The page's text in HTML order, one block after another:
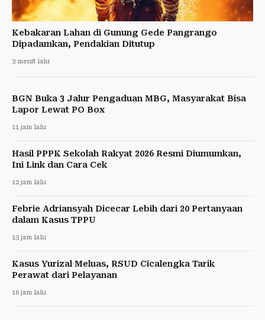
Kebakaran Lahan di Gunung Gede Pangrango
Dipadamkan, Pendakian Ditutup
3 menit lalu
BGN Buka 3 Jalur Pengaduan MBG, Masyarakat Bisa
Lapor Lewat PO Box
11 jam lalu
Hasil PPPK Sekolah Rakyat 2026 Resmi Diumumkan,
Ini Link dan Cara Cek
12 jam lalu
Febrie Adriansyah Dicecar Lebih dari 20 Pertanyaan
dalam Kasus TPPU
13 jam lalu
Kasus Yurizal Meluas, RSUD Cicalengka Tarik
Perawat dari Pelayanan
16 jam lalu